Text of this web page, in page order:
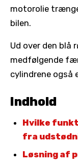
motorolie
bilen.
Ud over den blå
medfølgende
cylindrene
Indhold
Hvilke
fra
Løsning af